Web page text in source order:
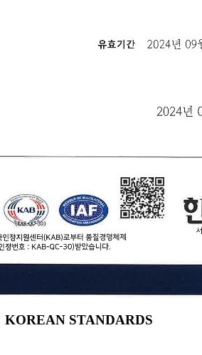
KOREAN STANDARDS